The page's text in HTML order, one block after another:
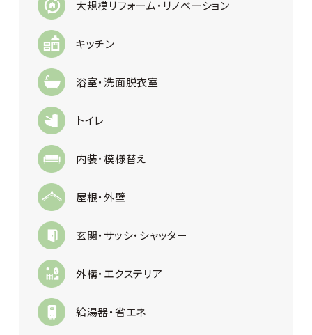
大規模リフォーム・リノベーション
キッチン
浴室・洗面脱衣室
トイレ
内装・模様替え
屋根・外壁
玄関・サッシ・シャッター
外構・エクステリア
給湯器・省エネ